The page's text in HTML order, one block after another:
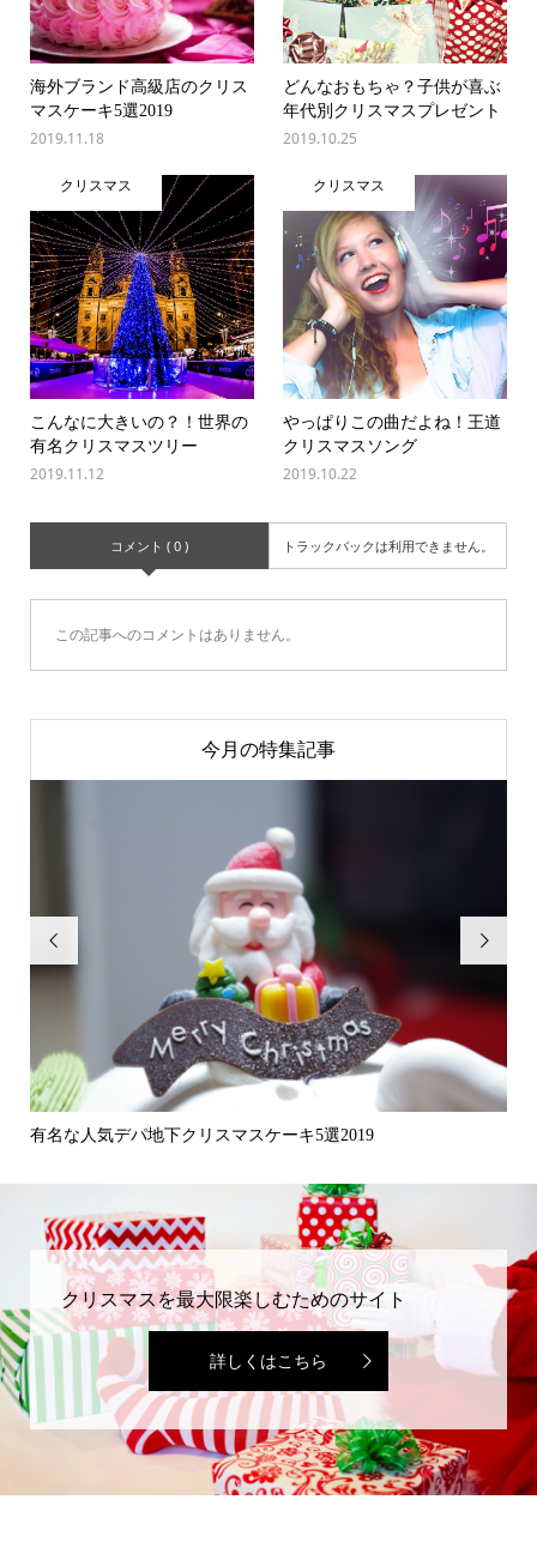
海外ブランド高級店のクリス
マスケーキ5選2019
2019.11.18
どんなおもちゃ？子供が喜ぶ
年代別クリスマスプレゼント
2019.10.25
クリスマス
こんなに大きいの？！世界の
有名クリスマスツリー
2019.11.12
クリスマス
やっぱりこの曲だよね！王道
クリスマスソング
2019.10.22
コメント ( 0 ) トラックバックは利用できません。
この記事へのコメントはありません。
今月の特集記事

有名な人気デパ地下クリスマスケーキ5選2019

クリスマスを最大限楽しむためのサイト
詳しくはこちら